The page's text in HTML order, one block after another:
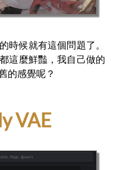
時候就有這個問題了。
這麼鮮豔，我自己做的
的感覺呢？
VAE